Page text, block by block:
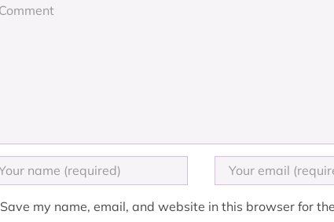
Save my name, email, and website in this browser for